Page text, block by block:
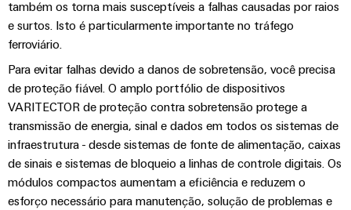
conectividade
industrial.
também os torna mais susceptíveis a falhas causadas por raios
e surtos. Isto é particularmente importante no tráfego
ferroviário.
Para evitar falhas devido a danos de sobretensão, você precisa
de proteção fiável. O amplo portfólio de dispositivos
VARITECTOR de proteção contra sobretensão protege a
transmissão de energia, sinal e dados em todos os sistemas de
infraestrutura - desde sistemas de fonte de alimentação, caixas
de sinais e sistemas de bloqueio a linhas de controle digitais. Os
módulos compactos aumentam a eficiência e reduzem o
esforço necessário para manutenção, solução de problemas e